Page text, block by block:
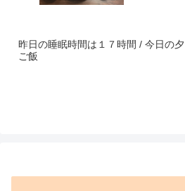
昨日の睡眠時間は１７時間 / 今日の夕
ご飯